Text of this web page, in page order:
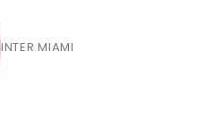
INTER MIAMI